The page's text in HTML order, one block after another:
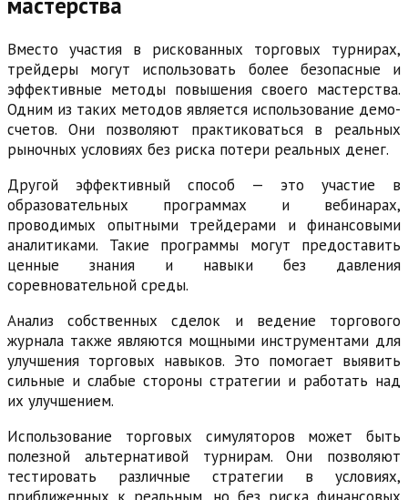
Вместо участия в рискованных торговых турнирах,
трейдеры могут использовать более безопасные и
эффективные методы повышения своего мастерства.
Одним из таких методов является использование демо-
счетов. Они позволяют практиковаться в реальных
рыночных условиях без риска потери реальных денег.
Другой эффективный способ — это участие в
образовательных программах и вебинарах,
проводимых опытными трейдерами и финансовыми
аналитиками. Такие программы могут предоставить
ценные знания и навыки без давления
соревновательной среды.
Анализ собственных сделок и ведение торгового
журнала также являются мощными инструментами для
улучшения торговых навыков. Это помогает выявить
сильные и слабые стороны стратегии и работать над
их улучшением.
Использование торговых симуляторов может быть
полезной альтернативой турнирам. Они позволяют
тестировать различные стратегии в условиях,